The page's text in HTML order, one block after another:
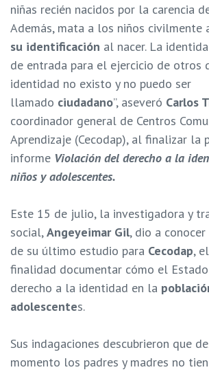
niñas recién nacidos por la carencia
Además, mata a los niños civilmente
su identificación al nacer. La
de entrada para el ejercicio de otros
identidad no existo y no puedo ser
llamado ciudadano”, aseveró Carlos
coordinador general de Centros
Aprendizaje (Cecodap), al finalizar la
informe Violación del derecho a la
niños y adolescentes.
Este 15 de julio, la investigadora y
social,Angeyeimar Gil, dio a
de su último estudio para Cecodap,
finalidad documentar cómo el
derecho a la identidad en la
adolescentes.
Sus indagaciones descubrieron que
momento los padres y madres no